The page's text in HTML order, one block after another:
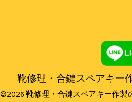
靴修理・合鍵スペアキー
©2026 靴修理・合鍵スペアキー作製